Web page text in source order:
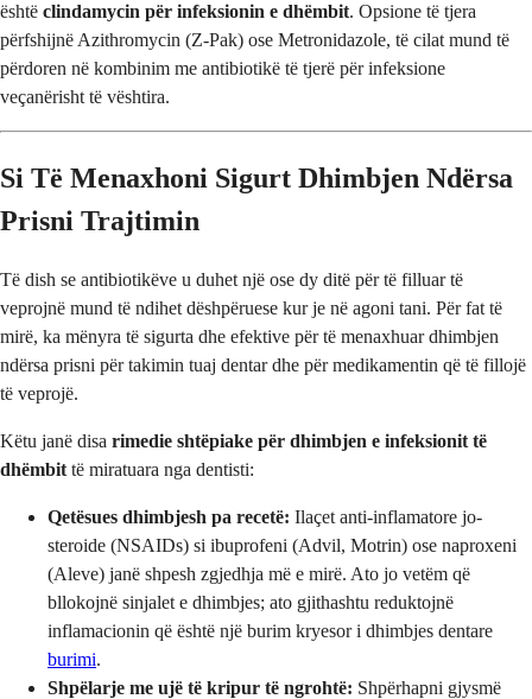
është clindamycin për infeksionin e dhëmbit. Opsione të tjera
përfshijnë Azithromycin (Z-Pak) ose Metronidazole, të cilat mund të
përdoren në kombinim me antibiotikë të tjerë për infeksione
veçanërisht të vështira.
Si Të Menaxhoni Sigurt Dhimbjen Ndërsa
Prisni Trajtimin
Të dish se antibiotikëve u duhet një ose dy ditë për të filluar të
veprojnë mund të ndihet dëshpëruese kur je në agoni tani. Për fat të
mirë, ka mënyra të sigurta dhe efektive për të menaxhuar dhimbjen
ndërsa prisni për takimin tuaj dentar dhe për medikamentin që të fillojë
të veprojë.
Këtu janë disa rimedie shtëpiake për dhimbjen e infeksionit të
dhëmbit të miratuara nga dentisti:
Qetësues dhimbjesh pa recetë: Ilaçet anti-inflamatore jo-
steroide (NSAIDs) si ibuprofeni (Advil, Motrin) ose naproxeni
(Aleve) janë shpesh zgjedhja më e mirë. Ato jo vetëm që
bllokojnë sinjalet e dhimbjes; ato gjithashtu reduktojnë
inflamacionin që është një burim kryesor i dhimbjes dentare
burimi.
Shpëlarje me ujë të kripur të ngrohtë: Shpërhapni gjysmë